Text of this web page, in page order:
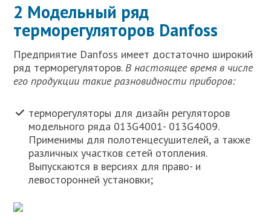
2 Модельный ряд
терморегуляторов Danfoss
Предприятие Danfoss имеет достаточно широкий
ряд терморегуляторов.В настоящее время в числе
его продукции такие разновидности приборов:
терморегуляторы для дизайн регуляторов
модельного ряда 013G4001- 013G4009.
Применимы для полотенцесушителей, а также
различных участков сетей отопления.
Выпускаются в версиях для право- и
левосторонней установки;